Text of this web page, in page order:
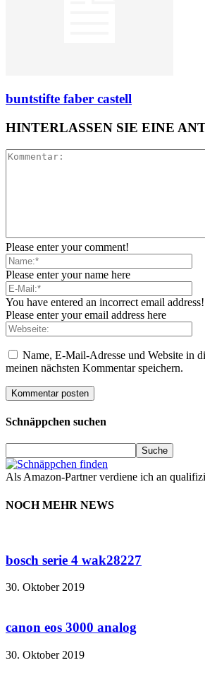
buntstifte faber castell
HINTERLASSEN SIE EINE
Please enter your comment!
Please enter your name here
You have entered an incorrect email address!
Please enter your email address here
Name, E-Mail-Adresse und Website in
meinen nächsten Kommentar speichern.
Schnäppchen suchen
Als Amazon-Partner verdiene ich an
NOCH MEHR NEWS
bosch serie 4 wak28227
30. Oktober 2019
canon eos 3000 analog
30. Oktober 2019